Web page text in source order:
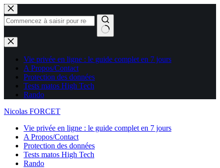
Aucun
résultat
Vie privée en ligne : le guide complet en 7 jours
A Propos/Contact
Protection des données
Tests matos High Tech
Rando
Nicolas FORCET
Vie privée en ligne : le guide complet en 7 jours
A Propos/Contact
Protection des données
Tests matos High Tech
Rando